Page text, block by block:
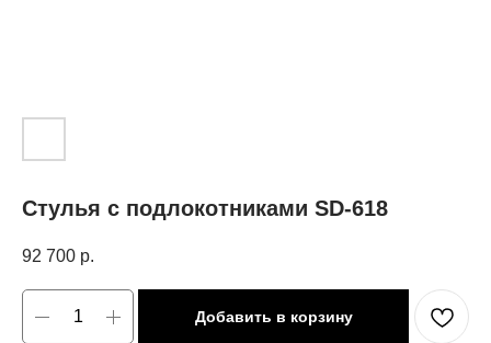
Стулья с подлокотниками SD-618
92 700 р.
Добавить в корзину